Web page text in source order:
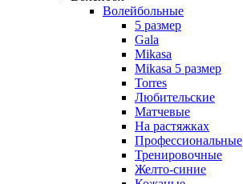
Волейбольные
5 размер
Gala
Mikasa
Mikasa 5 размер
Torres
Любительские
Матчевые
На растяжках
Профессиональные
Тренировочные
Желто-синие